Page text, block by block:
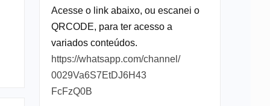
Acesse o link abaixo, ou escanei o
QRCODE, para ter acesso a
variados conteúdos.
https://whatsapp.com/channel/
0029Va6S7EtDJ6H43
FcFzQ0B